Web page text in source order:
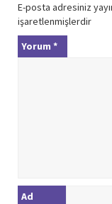
E-posta adresiniz
işaretlenmişlerdir
Yorum *
Ad